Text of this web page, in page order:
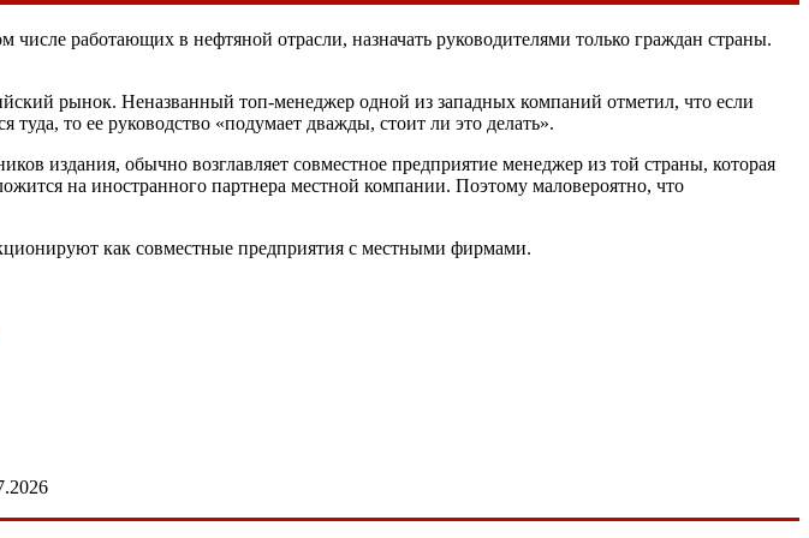
работающих в нефтяной отрасли, назначать руководителями только граждан страны.
рынок. Неназванный топ-менеджер одной из западных компаний отметил, что если
то ее руководство «подумает дважды, стоит ли это делать».
издания, обычно возглавляет совместное предприятие менеджер из той страны, которая
на иностранного партнера местной компании. Поэтому маловероятно, что
как совместные предприятия с местными фирмами.